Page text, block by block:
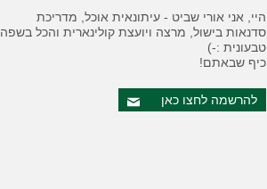
היי, אני אורי שביט - עיתונאית אוכל, מדריכת
סדנאות בישול, מרצה ויועצת קולינארית והכל בשפה
טבעונית :-)
כיף שבאתם!
להרשמה לחצו כאן